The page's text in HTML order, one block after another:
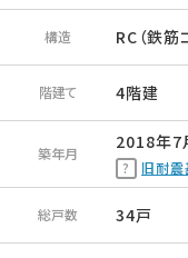
構造 RC（鉄筋
階建て 4階建
築年月
2018年7
旧耐
総戸数 34戸